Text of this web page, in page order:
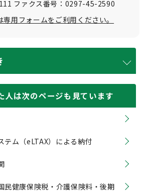
ファクス番号：0297-45-2590
専用フォームをご利用ください。
人は次のページも見ています
テム（eLTAX）による納付
民健康保険税・介護保険料・後期